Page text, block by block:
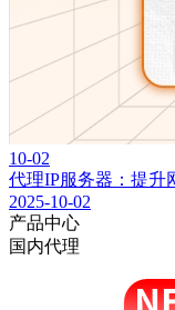
10-02
代理IP服务器：提升
2025-10-02
产品中心
国内代理